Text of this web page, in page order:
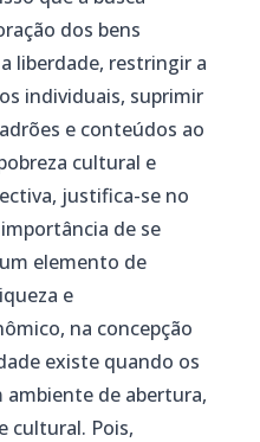
dos bens
liberdade, restringir a
individuais, suprimir
e conteúdos ao
cultural e
justifica-se no
de se
elemento de
e
na concepção
existe quando os
ambiente de abertura,
cultural. Pois,